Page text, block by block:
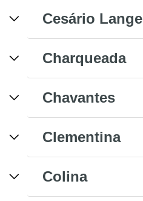
Cesário Lange
Charqueada
Chavantes
Clementina
Colina